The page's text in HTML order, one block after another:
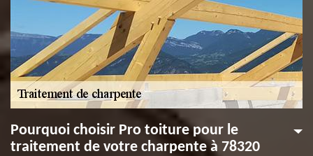
Pourquoi choisir Pro toiture pour le
traitement de votre charpente à 78320